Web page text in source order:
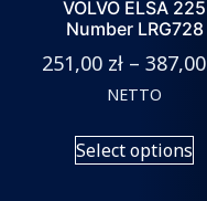
VOLVO ELSA 225
Number LRG728
251,00 zł – 387,00
NETTO
Select options